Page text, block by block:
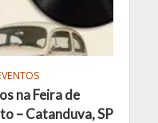
na Feira de
– Catanduva, SP